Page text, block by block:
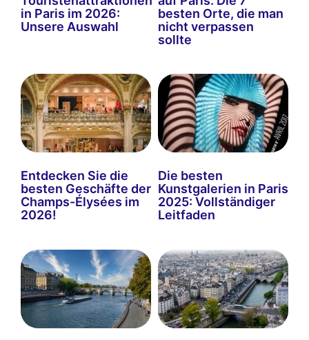
in Paris im 2026:
Unsere Auswahl
besten Orte, die man
nicht verpassen
sollte
Entdecken Sie die
besten Geschäfte der
Champs-Élysées im
2026!
Die besten
Kunstgalerien in Paris
2025: Vollständiger
Leitfaden